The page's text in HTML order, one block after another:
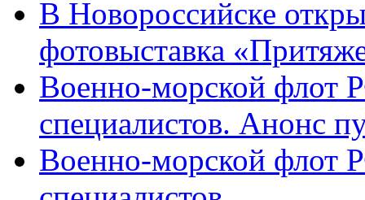
В Новороссийске
фотовыставка
Военно-морской флот
специалистов. Анонс
Военно-морской флот